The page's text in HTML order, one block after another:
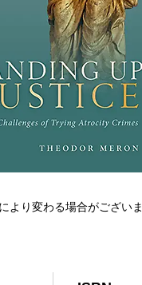
より変わる場合がござい